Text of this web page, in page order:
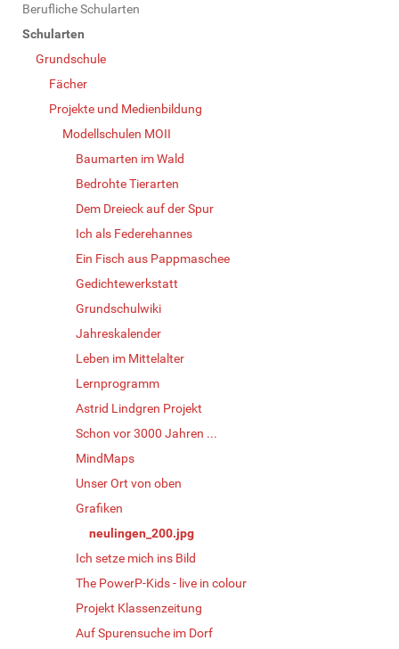
Berufliche Schularten
Schularten
Grundschule
Fächer
Projekte und Medienbildung
Modellschulen MOII
Baumarten im Wald
Bedrohte Tierarten
Dem Dreieck auf der Spur
Ich als Federehannes
Ein Fisch aus Pappmaschee
Gedichtewerkstatt
Grundschulwiki
Jahreskalender
Leben im Mittelalter
Lernprogramm
Astrid Lindgren Projekt
Schon vor 3000 Jahren ...
MindMaps
Unser Ort von oben
Grafiken
neulingen_200.jpg
Ich setze mich ins Bild
The PowerP-Kids - live in colour
Projekt Klassenzeitung
Auf Spurensuche im Dorf